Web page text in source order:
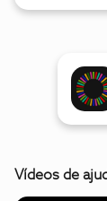
Vídeos de